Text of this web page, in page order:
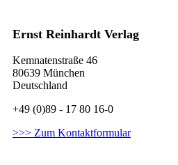
Ernst Reinhardt Verlag
Kemnatenstraße 46
80639 München
Deutschland
+49 (0)89 - 17 80 16-0
>>> Zum Kontaktformular